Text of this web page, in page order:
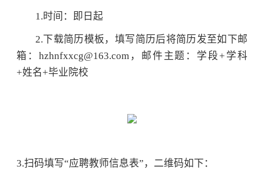
1.时间：即日起
2.下载简历模板，填写简历后将简历发至如下邮
箱：hzhnfxxcg@163.com，邮件主题：学段+学科
+姓名+毕业院校
3.扫码填写“应聘教师信息表”，二维码如下：